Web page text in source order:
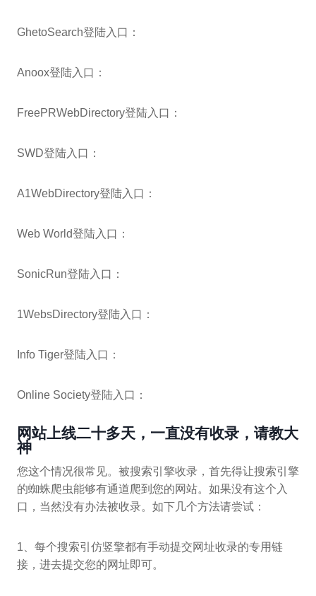
GhetoSearch登陆入口：
Anoox登陆入口：
FreePRWebDirectory登陆入口：
SWD登陆入口：
A1WebDirectory登陆入口：
Web World登陆入口：
SonicRun登陆入口：
1WebsDirectory登陆入口：
Info Tiger登陆入口：
Online Society登陆入口：
网站上线二十多天，一直没有收录，请教大
神
您这个情况很常见。被搜索引擎收录，首先得让搜索引擎
的蜘蛛爬虫能够有通道爬到您的网站。如果没有这个入
口，当然没有办法被收录。如下几个方法请尝试：
1、每个搜索引仿竖擎都有手动提交网址收录的专用链
接，进去提交您的网址即可。